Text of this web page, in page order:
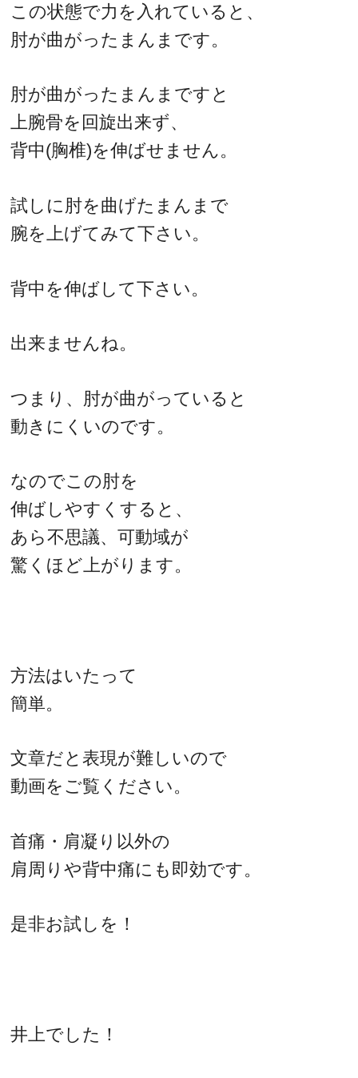
この状態で力を入れていると、
肘が曲がったまんまです。
肘が曲がったまんまですと
上腕骨を回旋出来ず、
背中(胸椎)を伸ばせません。
試しに肘を曲げたまんまで
腕を上げてみて下さい。
背中を伸ばして下さい。
出来ませんね。
つまり、肘が曲がっていると
動きにくいのです。
なのでこの肘を
伸ばしやすくすると、
あら不思議、可動域が
驚くほど上がります。
方法はいたって
簡単。
文章だと表現が難しいので
動画をご覧ください。
首痛・肩凝り以外の
肩周りや背中痛にも即効です。
是非お試しを！
井上でした！